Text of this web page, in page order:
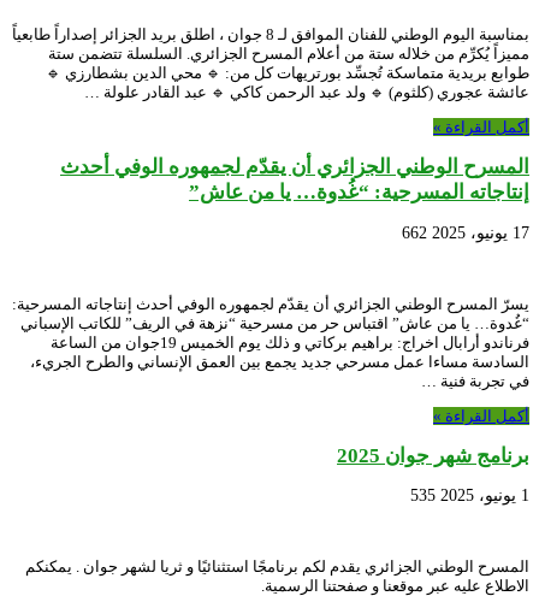
بمناسبة اليوم الوطني للفنان الموافق لـ 8 جوان ، اطلق بريد الجزائر إصداراً طابعياً
مميزاً يُكرِّم من خلاله ستة من أعلام المسرح الجزائري. السلسلة تتضمن ستة
طوابع بريدية متماسكة تُجسِّد بورتريهات كل من: 🔹 محي الدين بشطارزي 🔹
عائشة عجوري (كلثوم) 🔹 ولد عبد الرحمن كاكي 🔹 عبد القادر علولة …
أكمل القراءة »
المسرح الوطني الجزائري أن يقدّم لجمهوره الوفي أحدث
إنتاجاته المسرحية: “غُدوة… يا من عاش”
17 يونيو، 2025 662
يسرّ المسرح الوطني الجزائري أن يقدّم لجمهوره الوفي أحدث إنتاجاته المسرحية:
“غُدوة… يا من عاش” اقتباس حر من مسرحية “نزهة في الريف” للكاتب الإسباني
فرناندو أرابال اخراج: براهيم بركاتي و ذلك يوم الخميس 19جوان من الساعة
السادسة مساءا عمل مسرحي جديد يجمع بين العمق الإنساني والطرح الجريء،
في تجربة فنية …
أكمل القراءة »
برنامج شهر جوان 2025
1 يونيو، 2025 535
المسرح الوطني الجزائري يقدم لكم برنامجًا استثنائيًا و ثريا لشهر جوان . يمكنكم
الاطلاع عليه عبر موقعنا و صفحتنا الرسمية.